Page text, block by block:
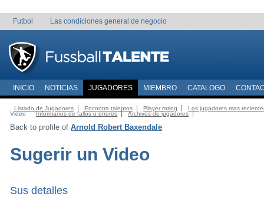
Futbol Las condiciones general de negocio
INICIO NOTICIAS JUGADORES MIEMBRO CATALOGO
Listado de Jugadores Encontra talentos Player rating
Los jugadores mas
Video
Informanos de fallos o errores Archivos de jugadores
Back to profile ofArnold Robert Baxendale
Sugerir un Video
Sus detalles